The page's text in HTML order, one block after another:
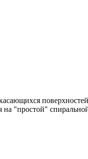
на "простой"